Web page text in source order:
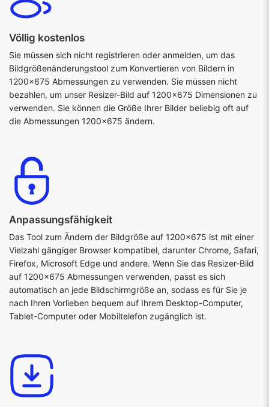
Völlig kostenlos
Sie müssen sich nicht registrieren oder anmelden, um das
Bildgrößenänderungstool zum Konvertieren von Bildern in
1200x675 Abmessungen zu verwenden. Sie müssen nicht
bezahlen, um unser Resizer-Bild auf 1200x675 Dimensionen zu
verwenden. Sie können die Größe Ihrer Bilder beliebig oft auf
die Abmessungen 1200x675 ändern.
Anpassungsfähigkeit
Das Tool zum Ändern der Bildgröße auf 1200x675 ist mit einer
Vielzahl gängiger Browser kompatibel, darunter Chrome, Safari,
Firefox, Microsoft Edge und andere. Wenn Sie das Resizer-Bild
auf 1200x675 Abmessungen verwenden, passt es sich
automatisch an jede Bildschirmgröße an, sodass es für Sie je
nach Ihren Vorlieben bequem auf Ihrem Desktop-Computer,
Tablet-Computer oder Mobiltelefon zugänglich ist.